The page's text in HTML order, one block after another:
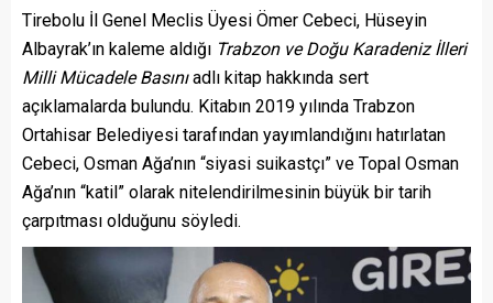
Tirebolu İl Genel Meclis Üyesi Ömer Cebeci, Hüseyin
Albayrak’ın kaleme aldığı Trabzon ve Doğu Karadeniz İlleri
Milli Mücadele Basınıadlı kitap hakkında sert
açıklamalarda bulundu. Kitabın 2019 yılında Trabzon
Ortahisar Belediyesi tarafından yayımlandığını hatırlatan
Cebeci, Osman Ağa’nın “siyasi suikastçı” ve Topal Osman
Ağa’nın “katil” olarak nitelendirilmesinin büyük bir tarih
çarpıtması olduğunu söyledi.